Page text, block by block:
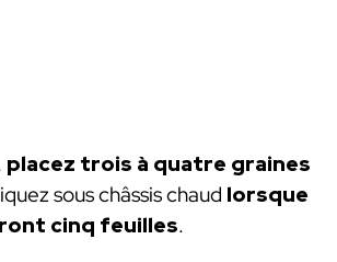
placez trois à quatre graines
sous châssis chaud lorsque
cinq feuilles.